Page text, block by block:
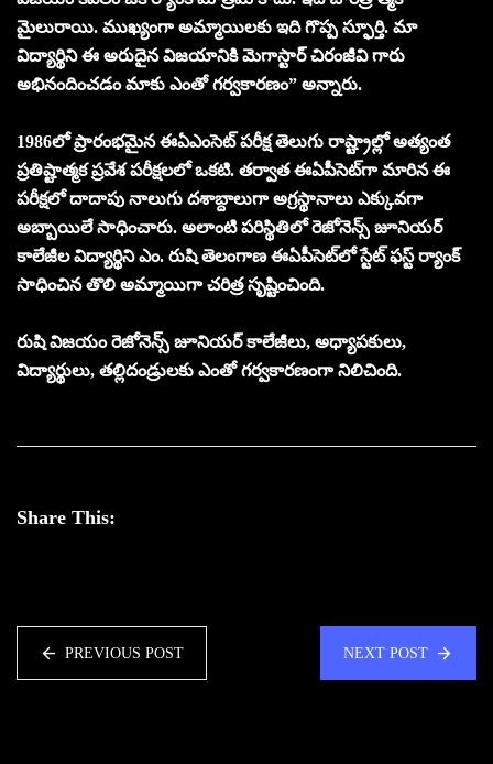
మైలురాయి. ముఖ్యంగా అమ్మాయిలకు ఇది గొప్ప స్ఫూర్తి. మా
విద్యార్థిని ఈ అరుదైన విజయానికి మెగాస్టార్ చిరంజీవి గారు
అభినందించడం మాకు ఎంతో గర్వకారణం” అన్నారు.
1986లో ప్రారంభమైన ఈఏఎంసెట్ పరీక్ష తెలుగు రాష్ట్రాల్లో అత్యంత
ప్రతిష్టాత్మక ప్రవేశ పరీక్షలలో ఒకటి. తర్వాత ఈఏపీసెట్‌గా మారిన ఈ
పరీక్షలో దాదాపు నాలుగు దశాబ్దాలుగా అగ్రస్థానాలు ఎక్కువగా
అబ్బాయిలే సాధించారు. అలాంటి పరిస్థితిలో రెజోనెన్స్ జూనియర్
కాలేజీల విద్యార్థిని ఎం. రుషి తెలంగాణ ఈఏపీసెట్‌లో స్టేట్ ఫస్ట్ ర్యాంక్
సాధించిన తొలి అమ్మాయిగా చరిత్ర సృష్టించింది.
రుషి విజయం రెజోనెన్స్ జూనియర్ కాలేజీలు, అధ్యాపకులు,
విద్యార్థులు, తల్లిదండ్రులకు ఎంతో గర్వకారణంగా నిలిచింది.
Share This:
PREVIOUS POST NEXT POST